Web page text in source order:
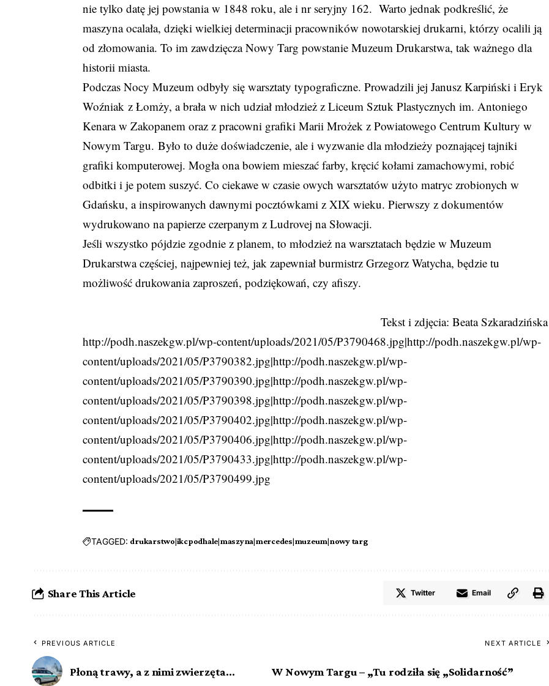
nie tylko datę jej powstania w 1848 roku, ale i nr seryjny 162. Warto jednak podkreślić, że
maszyna ocalała, dzięki wielkiej determinacji pracowników nowotarskiej drukarni, którzy ocalili ją
od złomowania. To im zawdzięcza Nowy Targ powstanie Muzeum Drukarstwa, tak ważnego dla
historii miasta.
Podczas Nocy Muzeum odbyły się warsztaty typograficzne. Prowadzili jej Janusz Karpiński i Eryk
Woźniak z Łomży, a brała w nich udział młodzież z Liceum Sztuk Plastycznych im. Antoniego
Kenara w Zakopanem oraz z pracowni grafiki Marii Mrożek z Powiatowego Centrum Kultury w
Nowym Targu. Było to duże doświadczenie, ale i wyzwanie dla młodzieży poznającej tajniki
grafiki komputerowej. Mogła ona bowiem mieszać farby, kręcić kołami zamachowymi, robić
odbitki i je potem suszyć. Co ciekawe w czasie owych warsztatów użyto matryc zrobionych w
Gdańsku, a inspirowanych dawnymi pocztówkami z XIX wieku. Pierwszy z dokumentów
wydrukowano na papierze czerpanym z Ludrovej na Słowacji.
Jeśli wszystko pójdzie zgodnie z planem, to młodzież na warsztatach będzie w Muzeum
Drukarstwa częściej, najpewniej też, jak zapewniał burmistrz Grzegorz Watycha, będzie tu
możliwość drukowania zaproszeń, podziękowań, czy afiszy.
Tekst i zdjęcia: Beata Szkaradzińska
http://podh.naszekgw.pl/wp-content/uploads/2021/05/P3790468.jpg|http://podh.naszekgw.pl/wp-
content/uploads/2021/05/P3790382.jpg|http://podh.naszekgw.pl/wp-
content/uploads/2021/05/P3790390.jpg|http://podh.naszekgw.pl/wp-
content/uploads/2021/05/P3790398.jpg|http://podh.naszekgw.pl/wp-
content/uploads/2021/05/P3790402.jpg|http://podh.naszekgw.pl/wp-
content/uploads/2021/05/P3790406.jpg|http://podh.naszekgw.pl/wp-
content/uploads/2021/05/P3790433.jpg|http://podh.naszekgw.pl/wp-
content/uploads/2021/05/P3790499.jpg
TAGGED: drukarstwo|ikcpodhale|maszyna|mercedes|muzeum|nowy targ
Share This Article Twitter Email
PREVIOUS ARTICLE
Płoną trawy, a z nimi zwierzęta…
NEXT ARTICLE
W Nowym Targu – „Tu rodziła się „Solidarność”